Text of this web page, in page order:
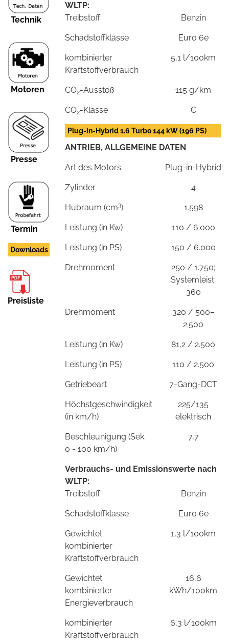
Technik
Motoren
Presse
Termin
Downloads
Preisliste
WLTP:
Treibstoff
Benzin
Schadstoffklasse Euro 6e
kombinierter
Kraftstoffverbrauch
5,1 l/100km
CO2-Ausstoß 115 g/km
CO2-Klasse C
Plug-in-Hybrid 1.6 Turbo 144 kW (196 PS)
ANTRIEB, ALLGEMEINE DATEN
Art des Motors Plug-in-Hybrid
Zylinder 4
Hubraum (cm3) 1.598
Leistung (in Kw) 110 / 6.000
Leistung (in PS) 150 / 6.000
Drehmoment
250 / 1.750;
Systemleist.
360
Drehmoment
320 / 500–
2.500
Leistung (in Kw) 81,2 / 2.500
Leistung (in PS) 110 / 2.500
Getriebeart 7-Gang-DCT
Höchstgeschwindigkeit
(in km/h)
225/135
elektrisch
Beschleunigung (Sek.
0 - 100 km/h)
7,7
Verbrauchs- und Emissionswerte nach
WLTP:
Treibstoff
Benzin
Schadstoffklasse Euro 6e
Gewichtet
kombinierter
Kraftstoffverbrauch
1,3 l/100km
Gewichtet
kombinierter
Energieverbrauch
16,6
kWh/100km
kombinierter
Kraftstoffverbrauch
6,3 l/100km